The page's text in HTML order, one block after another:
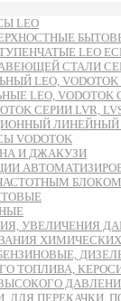
LEO
LEO
СТАЛИ
LEO, VODOTOK
LEO, VODOTOK
СЕРИИ LVR,
ЛИНЕЙНЫЙ
VODOTOK
И ДЖАКУЗИ
УВЕЛИЧЕНИЯ
ТОПЛИВА,
ДЛЯ ПЕРЕКАЧКИ,